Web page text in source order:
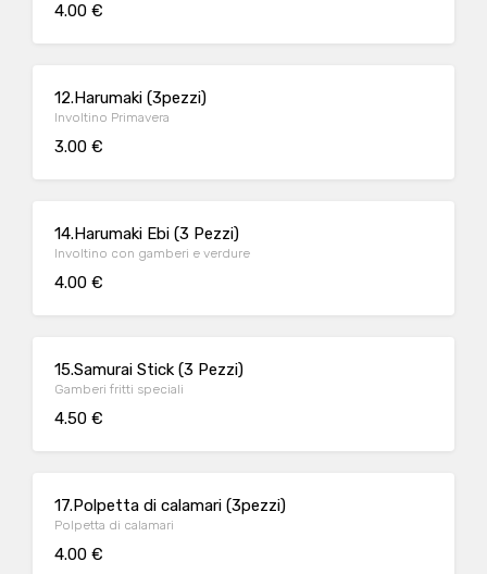
4.00 €
12.Harumaki (3pezzi)
Involtino Primavera
3.00 €
14.Harumaki Ebi (3 Pezzi)
Involtino con gamberi e verdure
4.00 €
15.Samurai Stick (3 Pezzi)
Gamberi fritti speciali
4.50 €
17.Polpetta di calamari (3pezzi)
Polpetta di calamari
4.00 €